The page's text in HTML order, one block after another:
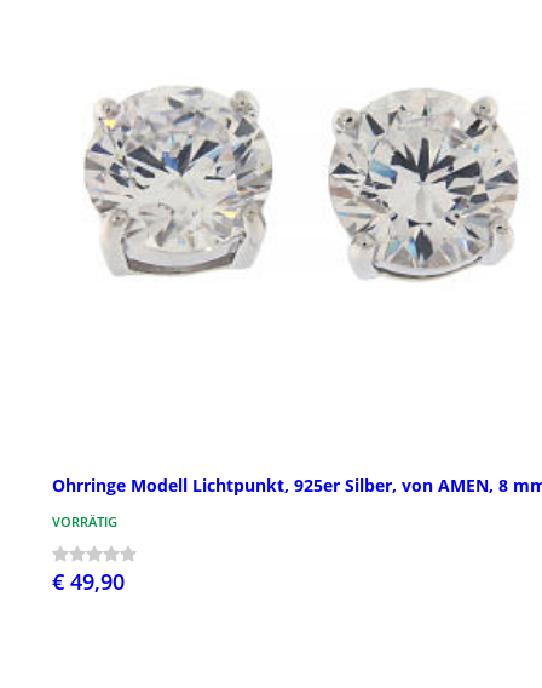
Ohrringe Modell Lichtpunkt, 925er Silber, von AMEN, 8
VORRÄTIG
€ 49,90